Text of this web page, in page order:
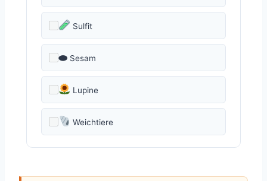
Sulfit
⬬ Sesam
Lupine
Weichtiere